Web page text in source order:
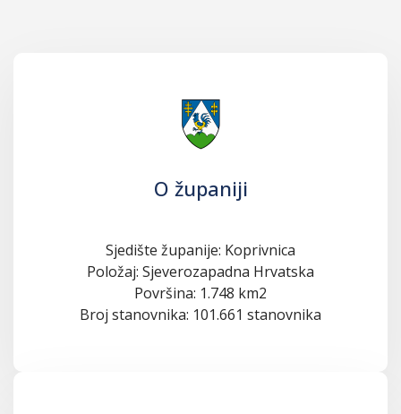
O županiji
Sjedište županije: Koprivnica
Položaj: Sjeverozapadna Hrvatska
Površina: 1.748 km2
Broj stanovnika: 101.661 stanovnika